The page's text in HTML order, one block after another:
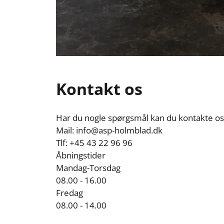
Kontakt os
Har du nogle spørgsmål kan du kontakte
Mail: info@asp-holmblad.dk
Tlf: +45 43 22 96 96
Åbningstider
Mandag-Torsdag
08.00 - 16.00
Fredag
08.00 - 14.00